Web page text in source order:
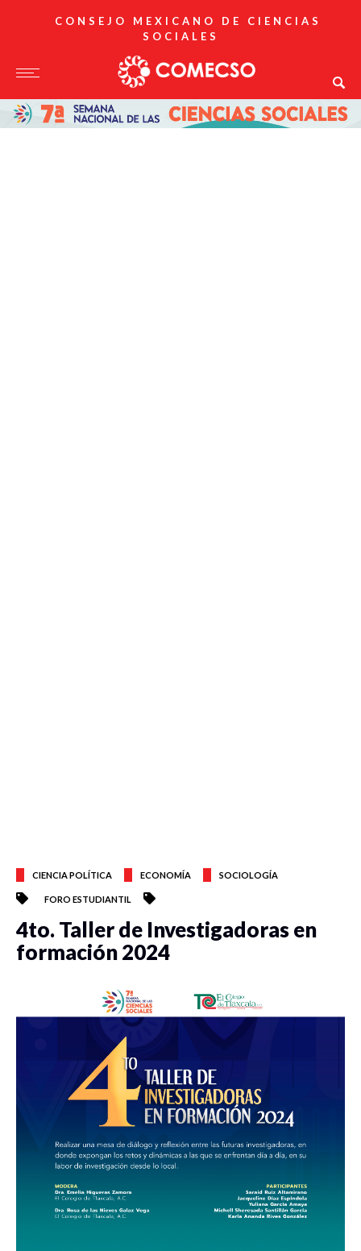
CONSEJO MEXICANO DE CIENCIAS
SOCIALES
CIENCIA POLÍTICA ECONOMÍA SOCIOLOGÍA
FORO ESTUDIANTIL
4to. Taller de Investigadoras en
formación 2024